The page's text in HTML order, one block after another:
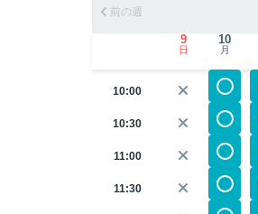
前の週
9
日
10
月
10:00
10:30
11:00
11:30